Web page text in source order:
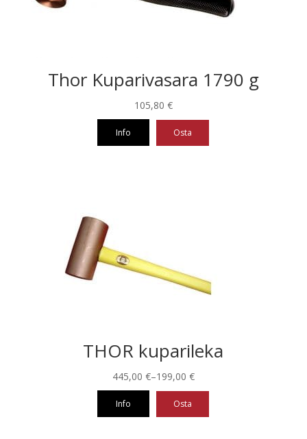
Thor Kuparivasara 1790 g
105,80 €
Info Osta
THOR kuparileka
199,00 €
–
445,00 €Hintaluokka:
199,00 €
Info Osta